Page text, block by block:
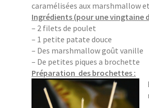
caramélisées aux marshmallow
Ingrédients (pour une vingtaine
– 2 filets de poulet
– 1 petite patate douce
– Des marshmallow goût vanille
– De petites piques a brochette
Préparation des brochettes :